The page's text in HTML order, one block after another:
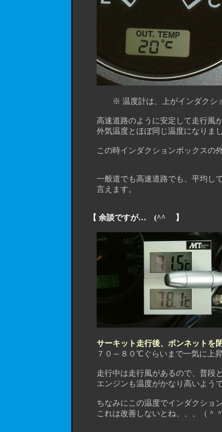
※ 温度計は、上がインダクション
高速道路のように安定して走行風が
外気温度とほぼ同じ温度になりま
この時インダクションボックスの外
一般道でも高速道路でも、平均して
言えます。
【 余談ですが… (^^ゞ 】
サーキット走行後、ボンネットを
７０～８０℃ぐらいまで一気に上昇
走行中は走行風があるので、普段と
エンジンも温度がかなり高いようで
ちなみにこの温度でインダクション
これは改善しないとね、、、（＾